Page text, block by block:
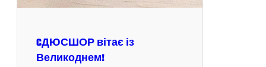
CДЮСШОР вітає із
Великоднем!